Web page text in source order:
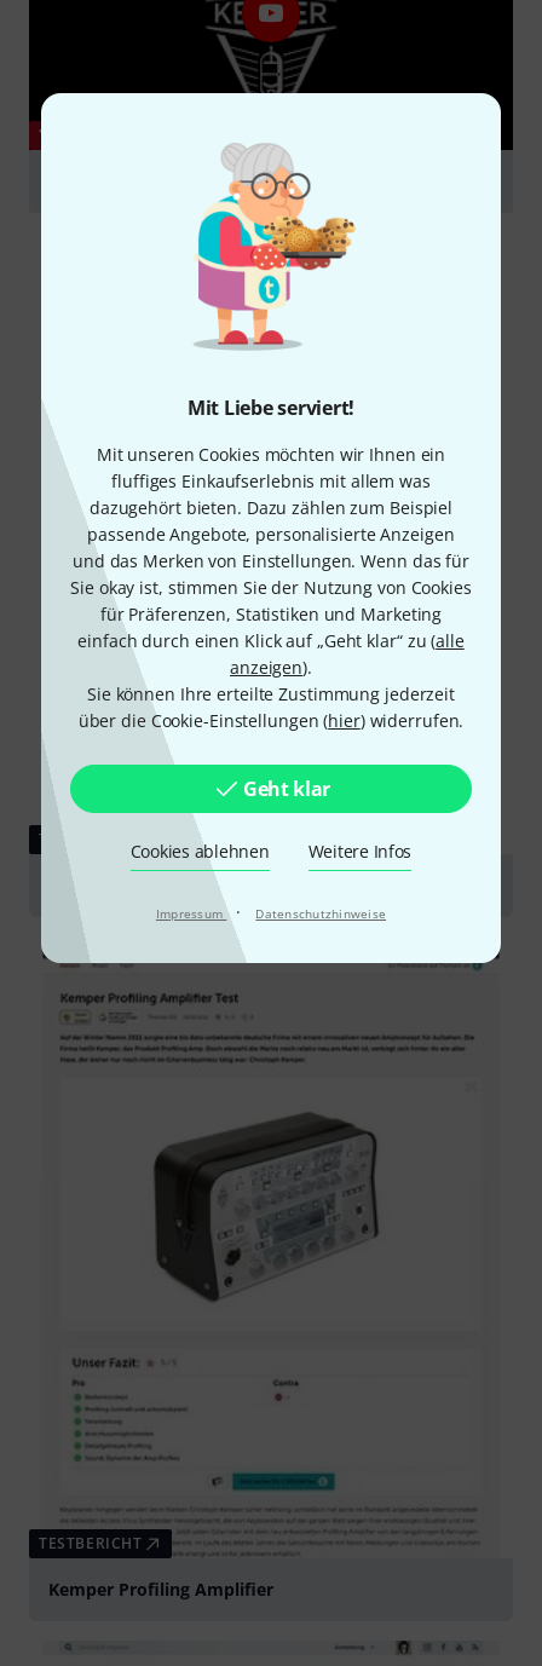
Mit Liebe serviert!
Mit unseren Cookies möchten wir Ihnen ein
fluffiges Einkaufserlebnis mit allem was
dazugehört bieten. Dazu zählen zum Beispiel
passende Angebote, personalisierte Anzeigen
und das Merken von Einstellungen. Wenn das für
Sie okay ist, stimmen Sie der Nutzung von Cookies
für Präferenzen, Statistiken und Marketing
einfach durch einen Klick auf „Geht klar“ zu (alle
anzeigen).
Sie können Ihre erteilte Zustimmung jederzeit
über die Cookie-Einstellungen (hier) widerrufen.
Geht klar
Cookies ablehnen Weitere Infos
Impressum · Datenschutzhinweise
YOUTUBE
How To Fit Foot Controller into the Kemper Bag
TESTBERICHT
Kemper Profiling Amplifier
TESTBERICHT
Kemper Profiling Amplifier